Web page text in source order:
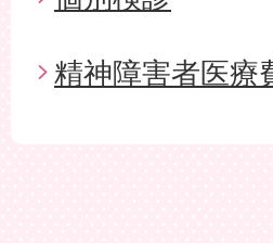
精神障害者医療